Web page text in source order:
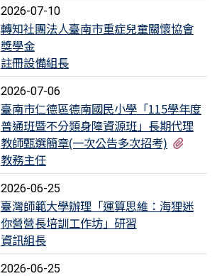
2026-07-10
轉知社團法人臺南市重症兒童關懷協會
獎學金
註冊設備組長
2026-07-06
臺南市仁德區德南國民小學「115學年度
普通班暨不分類身障資源班」長期代理
教師甄選簡章(一次公告多次招考)
教務主任
2026-06-25
臺灣師範大學辦理「運算思維：海狸迷
你營營長培訓工作坊」研習
資訊組長
2026-06-25